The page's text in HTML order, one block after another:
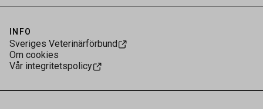
INFO
Sveriges Veterinärförbund
Om cookies
Vår integritetspolicy